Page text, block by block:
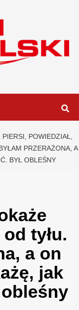
PIERSI, POWIEDZIAŁ,
PRZERAŻONA, A
BYŁ OBLEŚNY
tyłu.
a on
jak